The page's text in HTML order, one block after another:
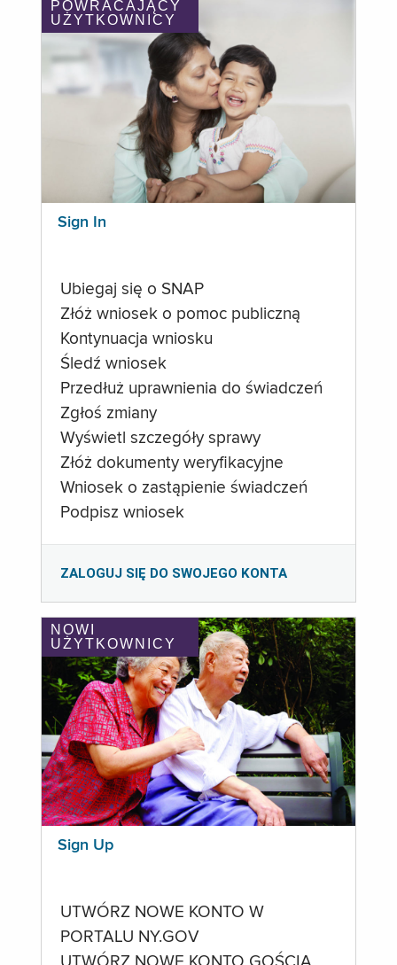
POWRACAJĄCY
UŻYTKOWNICY
Sign In
Ubiegaj się o SNAP
Złóż wniosek o pomoc publiczną
Kontynuacja wniosku
Śledź wniosek
Przedłuż uprawnienia do świadczeń
Zgłoś zmiany
Wyświetl szczegóły sprawy
Złóż dokumenty weryfikacyjne
Wniosek o zastąpienie świadczeń
Podpisz wniosek
ZALOGUJ SIĘ DO SWOJEGO KONTA
NOWI
UŻYTKOWNICY
Sign Up
UTWÓRZ NOWE KONTO W
PORTALU NY.GOV